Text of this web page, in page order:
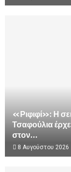
«Ριφιφί»: Η
Τσαφούλια
στον...
8 Αυγούστου 2026